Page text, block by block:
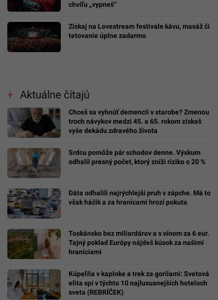
chvíľu „vypneš“
Získaj na Lovestream festivale kávu, masáž či
tetovanie úplne zadarmo
Aktuálne čítajú
Chceš sa vyhnúť demencii v starobe? Zmenou
troch návykov medzi 45. a 65. rokom získaš
vyše dekádu zdravého života
Srdcu pomôže pár schodov denne. Výskum
odhalil presný počet, ktorý zníži riziko o 20 %
Dáta odhalili najrýchlejší pruh v zápche. Má to
však háčik a za hranicami hrozí pokuta
Toskánsko bez miliardárov a s vínom za 6 eur.
Tajný poklad Európy nájdeš kúsok za našimi
hraniciami
Kúpeľňa v kaplnke a trek za gorilami: Svetová
elita spí v týchto 10 najluxusnejších hoteloch
sveta (REBRÍČEK)